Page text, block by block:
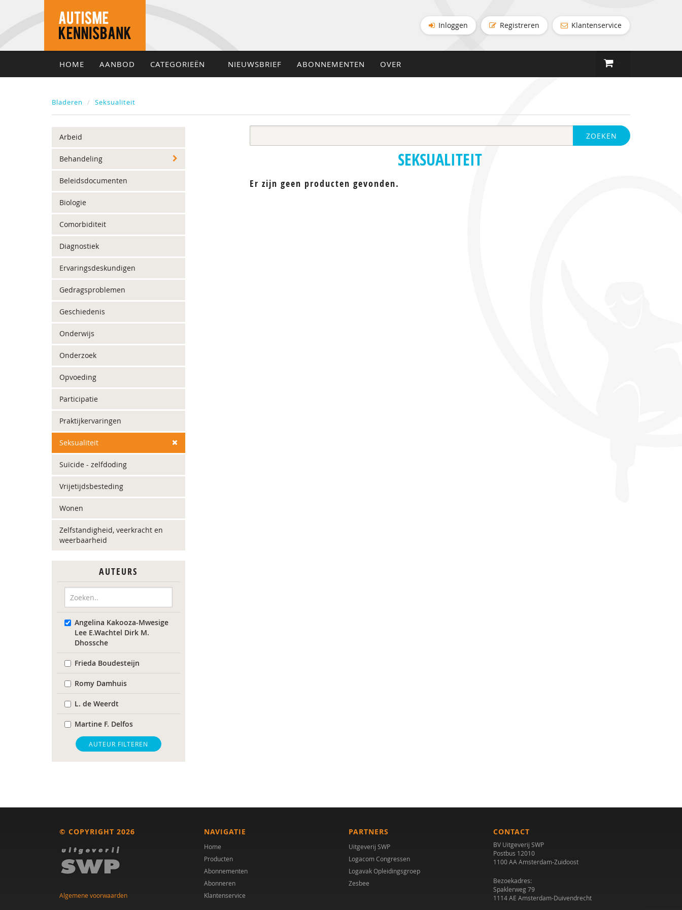
Inloggen Registreren Klantenservice
HOME AANBOD CATEGORIEËN NIEUWSBRIEF ABONNEMENTEN OVER
Bladeren Seksualiteit
Arbeid
Behandeling
Beleidsdocumenten
Biologie
Comorbiditeit
Diagnostiek
Ervaringsdeskundigen
Gedragsproblemen
Geschiedenis
Onderwijs
Onderzoek
Opvoeding
Participatie
Praktijkervaringen
Seksualiteit
Suïcide - zelfdoding
Vrijetijdsbesteding
Wonen
Zelfstandigheid, veerkracht en
weerbaarheid
AUTEURS
Angelina Kakooza-Mwesige
Lee E.Wachtel Dirk M.
Dhossche
Frieda Boudesteijn
Romy Damhuis
L. de Weerdt
Martine F. Delfos
Kirstin Greaves-Lord
Hannah Hurley
Athanasios Maras
N. van Assendelft
Esther van der Vegt
AUTEUR FILTEREN
ZOEKEN
SEKSUALITEIT
Er zijn geen producten gevonden.
© COPYRIGHT 2026
Algemene voorwaarden
NAVIGATIE
Home
Producten
Abonnementen
Abonneren
Klantenservice
PARTNERS
Uitgeverij SWP
Logacom Congressen
Logavak Opleidingsgroep
Zesbee
CONTACT
BV Uitgeverij SWP
Postbus 12010
1100 AA Amsterdam-Zuidoost
Bezoekadres:
Spaklerweg 79
1114 AE Amsterdam-Duivendrecht